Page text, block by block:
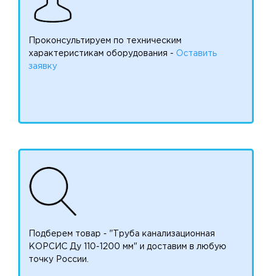
Проконсультируем по техническим
характеристикам оборудования - Оставить
заявку
Подберем товар - "Труба канализационная
КОРСИС Ду 110-1200 мм" и доставим в любую
точку России.